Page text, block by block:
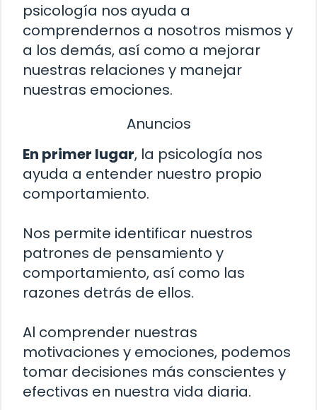
psicología nos ayuda a
comprendernos a nosotros mismos y
a los demás, así como a mejorar
nuestras relaciones y manejar
nuestras emociones.
Anuncios
En primer lugar, la psicología nos
ayuda a entender nuestro propio
comportamiento.
Nos permite identificar nuestros
patrones de pensamiento y
comportamiento, así como las
razones detrás de ellos.
Al comprender nuestras
motivaciones y emociones, podemos
tomar decisiones más conscientes y
efectivas en nuestra vida diaria.